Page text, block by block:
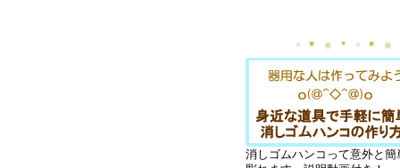
消しゴムハンコって意外と簡